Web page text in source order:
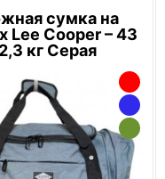
сумка на
Lee Cooper – 43
кг Серая